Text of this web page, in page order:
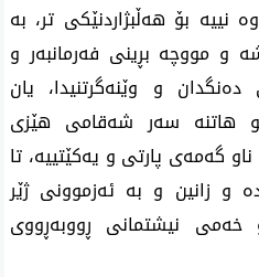
نییە بۆ هەڵبژاردنێكی تر، بە
و مووچە بڕینی فەرمانبەر و
و وێنەگرتنیدا، یان
هاتنە سەر شەقامی هێزی
گەمەی پارتی و یەكێتییە، تا
و زانین و بە ئەزموونی ژێر
نیشتمانی ڕووبەڕووی